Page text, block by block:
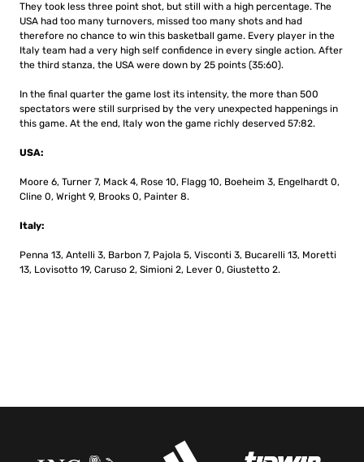
They took less three point shot, but still with a high percentage. The
USA had too many turnovers, missed too many shots and had
therefore no chance to win this basketball game. Every player in the
Italy team had a very high self confidence in every single action. After
the third stanza, the USA were down by 25 points (35:60).
In the final quarter the game lost its intensity, the more than 500
spectators were still surprised by the very unexpected happenings in
this game. At the end, Italy won the game richly deserved 57:82.
USA:
Moore 6, Turner 7, Mack 4, Rose 10, Flagg 10, Boeheim 3, Engelhardt 0,
Cline 0, Wright 9, Brooks 0, Painter 8.
Italy:
Penna 13, Antelli 3, Barbon 7, Pajola 5, Visconti 3, Bucarelli 13, Moretti
13, Lovisotto 19, Caruso 2, Simioni 2, Lever 0, Giustetto 2.